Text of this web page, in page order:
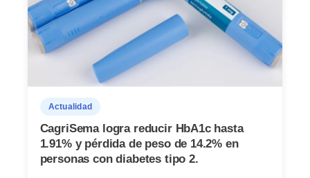
Actualidad
CagriSema logra reducir HbA1c hasta
1.91% y pérdida de peso de 14.2% en
personas con diabetes tipo 2.